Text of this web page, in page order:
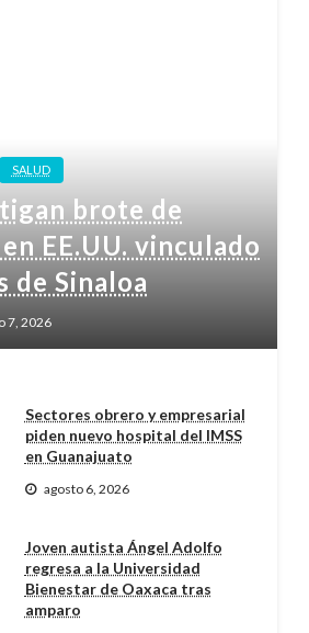
SALUD
brote de
EE.UU. vinculado
de Sinaloa
7, 2026
Sectores obrero y empresarial
piden nuevo hospital del IMSS
en Guanajuato
agosto 6, 2026
Joven autista Ángel Adolfo
regresa a la Universidad
Bienestar de Oaxaca tras
amparo